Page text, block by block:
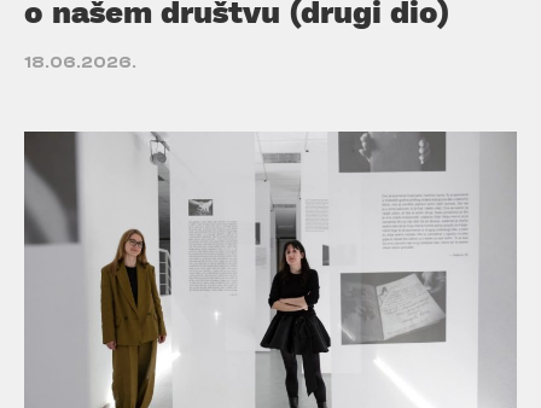
o našem društvu (drugi dio)
18.06.2026.